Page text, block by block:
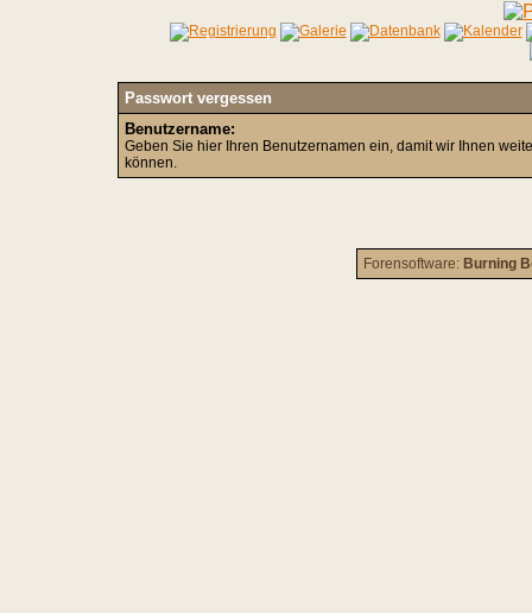
Passwort vergessen
Benutzername:
Geben Sie hier Ihren Benutzernamen ein, damit wir Ihnen
können.
Forensoftware: Burning